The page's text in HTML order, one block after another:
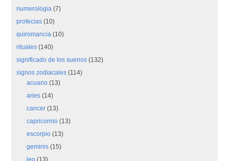
numerologia (7)
profecias (10)
quiromancia (10)
rituales (140)
significado de los suenos (132)
signos zodiacales (114)
acuario (13)
aries (14)
cancer (13)
capricornio (13)
escorpio (13)
geminis (15)
leo (13)